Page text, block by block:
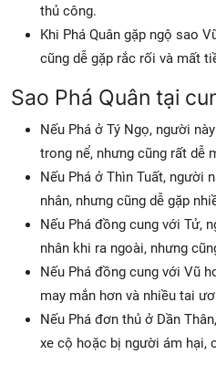
thủ công.
Khi Phá Quân gặp ngộ sao
cũng dễ gặp rắc rối và mất
Sao Phá Quân tại
Nếu Phá ở Tý Ngọ, người
trong nể, nhưng cũng rất dễ
Nếu Phá ở Thìn Tuất, người
nhân, nhưng cũng dễ gặp
Nếu Phá đồng cung với Tử,
nhân khi ra ngoài, nhưng
Nếu Phá đồng cung với Vũ
may mắn hơn và nhiều tai
Nếu Phá đơn thủ ở Dần
xe cộ hoặc bị người ám hại,